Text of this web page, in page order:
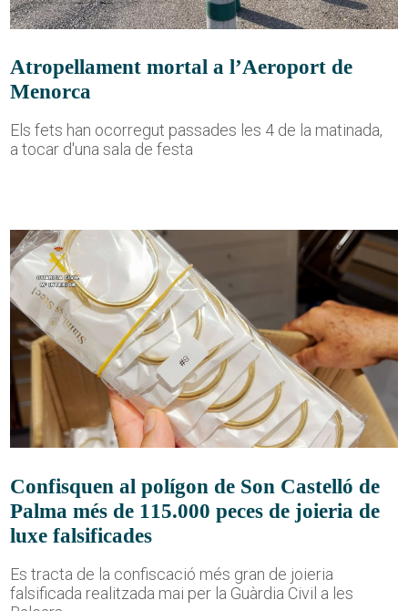
Atropellament mortal a l’Aeroport de
Menorca
Els fets han ocorregut passades les 4 de la matinada,
a tocar d'una sala de festa
Confisquen al polígon de Son Castelló de
Palma més de 115.000 peces de joieria de
luxe falsificades
Es tracta de la confiscació més gran de joieria
falsificada realitzada mai per la Guàrdia Civil a les